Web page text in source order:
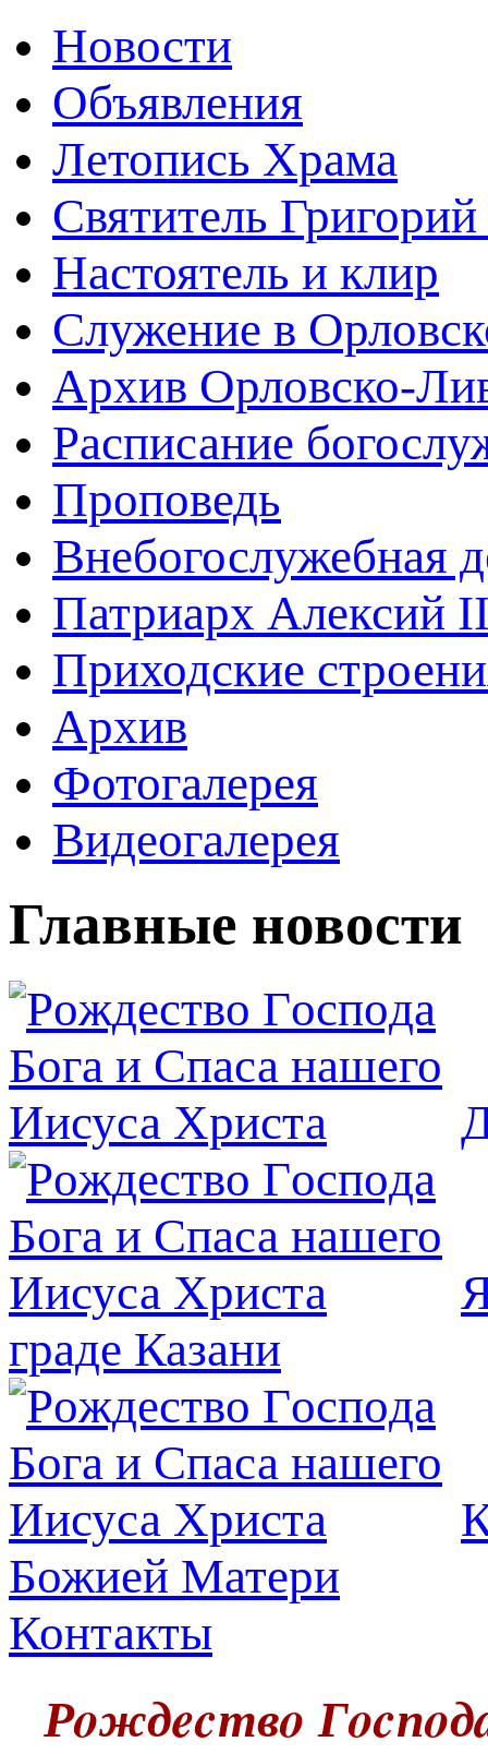
Новости
Объявления
Летопись Храма
Святитель
Настоятель и клир
Служение в
Архив Орловско-
Расписание
Проповедь
Внебогослужебная
Патриарх Алексий
Приходские
Архив
Фотогалерея
Видеогалерея
Главные новости
граде Казани
Божией Матери
Контакты
Рoждecтвo